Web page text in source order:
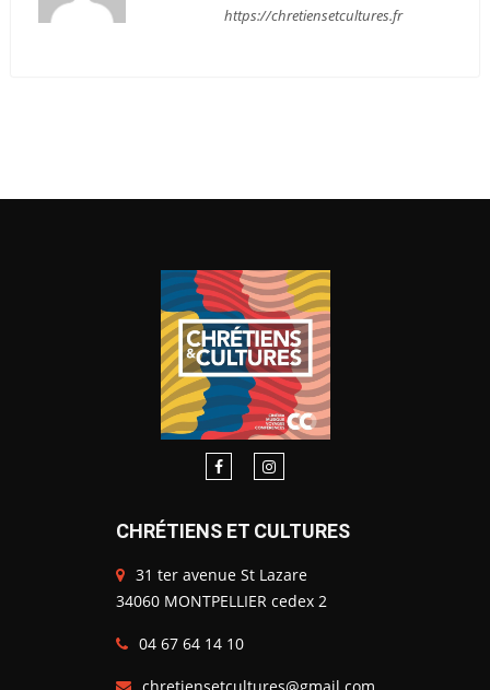
https://chretiensetcultures.fr
CHRÉTIENS ET CULTURES
31 ter avenue St Lazare
34060 MONTPELLIER cedex 2
04 67 64 14 10
chretiensetcultures@gmail.com